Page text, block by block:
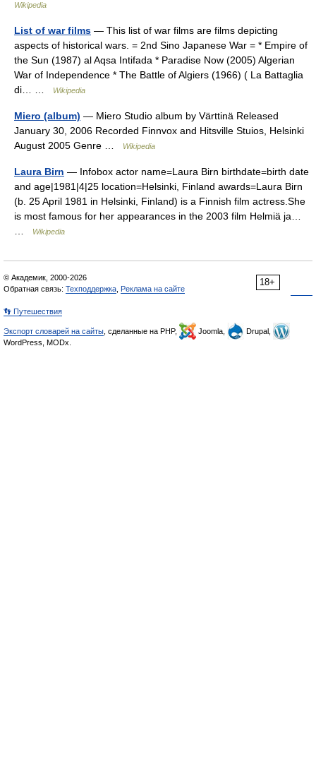
Wikipedia
List of war films — This list of war films are films depicting
aspects of historical wars. = 2nd Sino Japanese War = * Empire of
the Sun (1987) al Aqsa Intifada * Paradise Now (2005) Algerian
War of Independence * The Battle of Algiers (1966) ( La Battaglia
di… …
Wikipedia
Miero (album) — Miero Studio album by Värttinä Released
January 30, 2006 Recorded Finnvox and Hitsville Stuios, Helsinki
August 2005 Genre …
Wikipedia
Laura Birn — Infobox actor name=Laura Birn birthdate=birth date
and age|1981|4|25 location=Helsinki, Finland awards=Laura Birn
(b. 25 April 1981 in Helsinki, Finland) is a Finnish film actress.She
is most famous for her appearances in the 2003 film Helmiä ja…
Wikipedia
18+
© Академик, 2000-2026
Обратная связь: Техподдержка Реклама на сайте
👣 Путешествия
Экспорт словарей на сайты , сделанные на PHP, Joomla,
Drupal,
WordPress, MODx.